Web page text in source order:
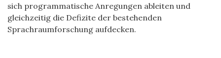
sich programmatische Anregungen ableiten und
gleichzeitig die Defizite der bestehenden
Sprachraumforschung aufdecken.